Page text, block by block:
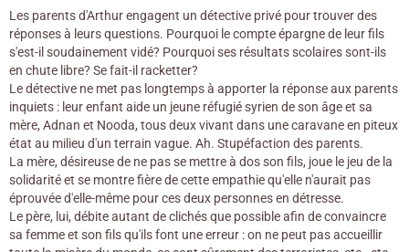
Les parents d'Arthur engagent un détective privé pour trouver des
réponses à leurs questions. Pourquoi le compte épargne de leur fils
s'est-il soudainement vidé? Pourquoi ses résultats scolaires sont-ils
en chute libre? Se fait-il racketter?
Le détective ne met pas longtemps à apporter la réponse aux parents
inquiets : leur enfant aide un jeune réfugié syrien de son âge et sa
mère, Adnan et Nooda, tous deux vivant dans une caravane en piteux
état au milieu d'un terrain vague. Ah. Stupéfaction des parents.
La mère, désireuse de ne pas se mettre à dos son fils, joue le jeu de la
solidarité et se montre fière de cette empathie qu'elle n'aurait pas
éprouvée d'elle-même pour ces deux personnes en détresse.
Le père, lui, débite autant de clichés que possible afin de convaincre
sa femme et son fils qu'ils font une erreur : on ne peut pas accueillir